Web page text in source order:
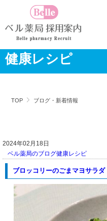
健康レシピ
TOP ブログ・新着情報
2024年02月18日
ベル薬局のブログ健康レシピ
ブロッコリーのごまマヨサラダ